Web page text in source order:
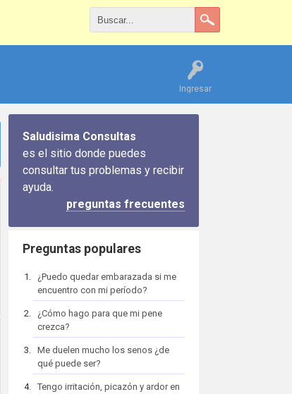
Ingresar
Saludisima Consultas
es el sitio donde puedes
consultar tus problemas y recibir
ayuda.
preguntas frecuentes
Preguntas populares
¿Puedo quedar embarazada si me
encuentro con mi período?
¿Cómo hago para que mi pene
crezca?
Me duelen mucho los senos ¿de
qué puede ser?
Tengo irritación, picazón y ardor en